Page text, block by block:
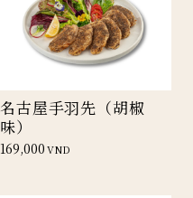
名古屋手羽先（胡椒
味）
169,000VND